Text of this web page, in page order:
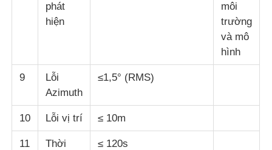
phát
hiện
môi
trường
và mô
hình
9
Lỗi
Azimuth
≤1,5° (RMS)
10 Lỗi vị trí ≤ 10m
11
Thời
≤ 120s